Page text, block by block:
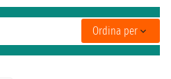
Ordina per